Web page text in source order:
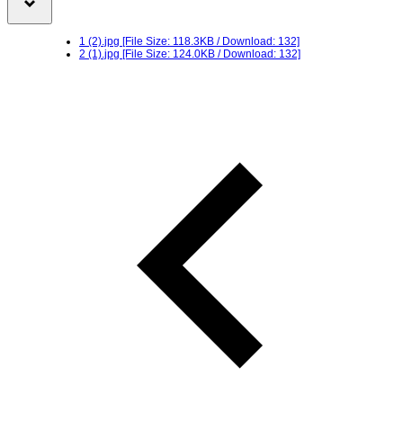
1 (2).jpg [File Size: 118.3KB / Download: 132]
2 (1).jpg [File Size: 124.0KB / Download: 132]